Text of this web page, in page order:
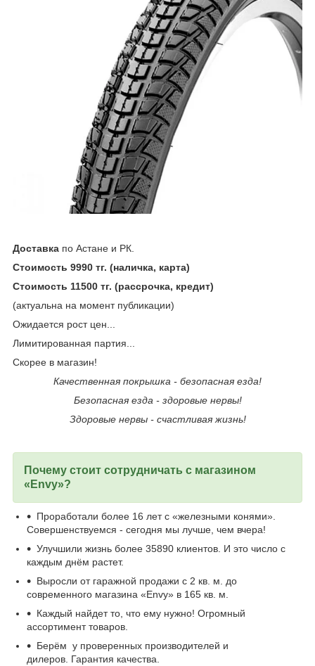
Доставка по Астане и РК.
Стоимость 9990 тг. (наличка, карта)
Стоимость 11500 тг. (рассрочка, кредит)
(актуальна на момент публикации)
Ожидается рост цен...
Лимитированная партия...
Скорее в магазин!
Качественная покрышка - безопасная езда!
Безопасная езда - здоровые нервы!
Здоровые нервы - счастливая жизнь!
Почему стоит сотрудничать с магазином
«Envy»?
Проработали более 16 лет с «железными конями».
Совершенствуемся - сегодня мы лучше, чем вчера!
Улучшили жизнь более 35890 клиентов. И это число с
каждым днём растет.
Выросли от гаражной продажи с 2 кв. м. до
современного магазина «Envy» в 165 кв. м.
Каждый найдет то, что ему нужно! Огромный
ассортимент товаров.
Берём у проверенных производителей и
дилеров. Гарантия качества.